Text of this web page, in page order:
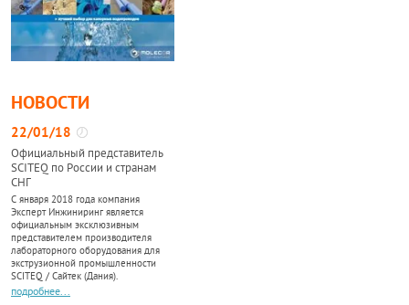
НОВОСТИ
22/01/18
Официальный представитель
SCITEQ по России и странам
СНГ
С января 2018 года компания
Эксперт Инжиниринг является
официальным эксклюзивным
представителем производителя
лабораторного оборудования для
экструзионной промышленности
SCITEQ / Сайтек (Дания).
подробнее...